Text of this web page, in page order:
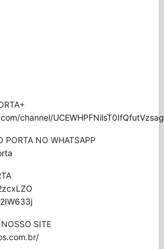
channel/
PORTA NO WHATSAPP
SITE